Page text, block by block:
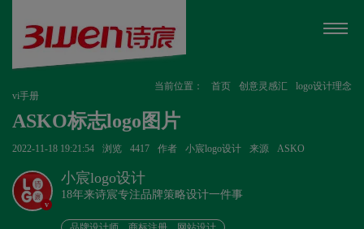
当前位置： 首页 创意灵感汇
logo设计理念
vi手册
ASKO标志logo图片
2022-11-18 19:21:54 浏览 4417 作者 小宸logo设计 来源 ASKO
v
小宸logo设计
18年来诗宸专注品牌策略设计一件事